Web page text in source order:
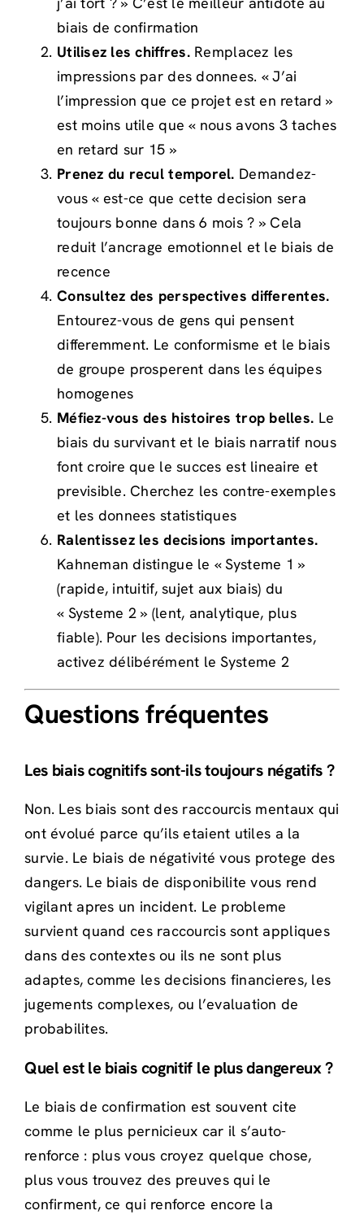
biais de confirmation
Utilisez les chiffres.Remplacez les
impressions par des donnees. « J’ai
l’impression que ce projet est en retard »
est moins utile que « nous avons 3 taches
en retard sur 15 »
Prenez du recul temporel. Demandez-
vous « est-ce que cette decision sera
toujours bonne dans 6 mois ? » Cela
reduit l’ancrage emotionnel et le biais de
recence
Consultez des perspectives differentes.
Entourez-vous de gens qui pensent
differemment. Le conformisme et le biais
de groupe prosperent dans les équipes
homogenes
Méfiez-vous des histoires trop belles. Le
biais du survivant et le biais narratif nous
font croire que le succes est lineaire et
previsible. Cherchez les contre-exemples
et les donnees statistiques
Ralentissez les decisions importantes.
Kahneman distingue le « Systeme 1 »
(rapide, intuitif, sujet aux biais) du
« Systeme 2 » (lent, analytique, plus
fiable). Pour les decisions importantes,
activez délibérément le Systeme 2
Questions fréquentes
Les biais cognitifs sont-ils toujours négatifs ?
Non. Les biais sont des raccourcis mentaux qui
ont évolué parce qu’ils etaient utiles a la
survie. Le biais de négativité vous protege des
dangers. Le biais de disponibilite vous rend
vigilant apres un incident. Le probleme
survient quand ces raccourcis sont appliques
dans des contextes ou ils ne sont plus
adaptes, comme les decisions financieres, les
jugements complexes, ou l’evaluation de
probabilites.
Quel est le biais cognitif le plus dangereux ?
Le biais de confirmation est souvent cite
comme le plus pernicieux car il s’auto-
renforce : plus vous croyez quelque chose,
plus vous trouvez des preuves qui le
confirment, ce qui renforce encore la